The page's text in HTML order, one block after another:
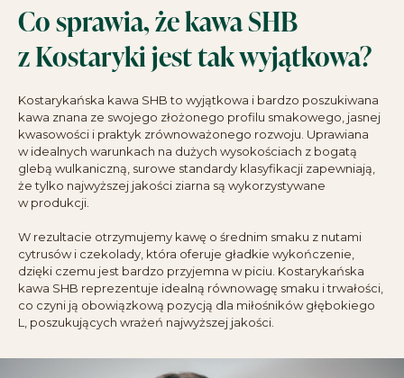
Co sprawia, że kawa SHB
z Kostaryki jest tak wyjątkowa?
Kostarykańska kawa SHB to wyjątkowa i bardzo poszukiwana
kawa znana ze swojego złożonego profilu smakowego, jasnej
kwasowości i praktyk zrównoważonego rozwoju. Uprawiana
w idealnych warunkach na dużych wysokościach z bogatą
glebą wulkaniczną, surowe standardy klasyfikacji zapewniają,
że tylko najwyższej jakości ziarna są wykorzystywane
w produkcji.
W rezultacie otrzymujemy kawę o średnim smaku z nutami
cytrusów i czekolady, która oferuje gładkie wykończenie,
dzięki czemu jest bardzo przyjemna w piciu. Kostarykańska
kawa SHB reprezentuje idealną równowagę smaku i trwałości,
co czyni ją obowiązkową pozycją dla miłośników głębokiego
L, poszukujących wrażeń najwyższej jakości.